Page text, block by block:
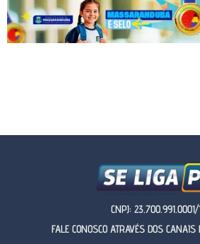
CNPJ: 23.700.991.0001/
FALE CONOSCO ATRAVÉS DOS CANAIS